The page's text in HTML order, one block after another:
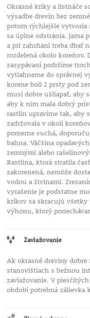
Okrasné kríky a listnáče
výsadbe drevín bez
potom rýchlejšie vytvoria
sa úplne odstránia. Jama
a pri zahrňaní treba dbať
rozdelená okolo koreňov.
zasypávaní podržíme
vytiahneme do správnej
korene boli 2 prsty pod
musí dobre ušliapať, aby
aby k nim mala dobrý
rastlín upravíme tak, aby
zadržovala v okolí
pomerne suchá,
bahna. Väčšina
zemnými alebo
Rastlina, ktorá stratila
zakorenená, nemôže
vodou a živinami.
vyrašenie je podstatne
kríkov sa skracujú všetky
výhonu, ktorý
Zavlažovanie
Ak okrasné dreviny
stanovištiach s bežnou
zavlažovanie. V
období potrebná zálievka